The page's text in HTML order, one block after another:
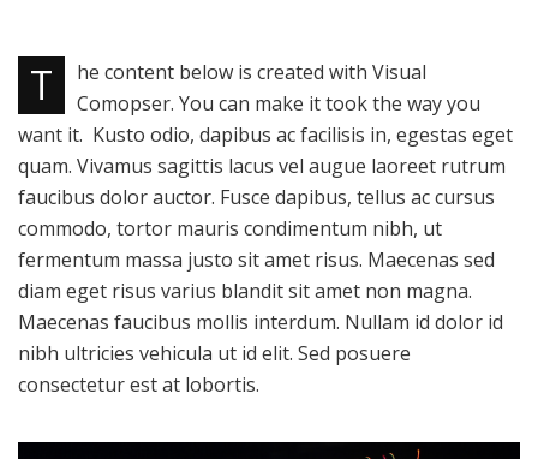
T
he content below is created with Visual
Comopser. You can make it took the way you
want it. Kusto odio, dapibus ac facilisis in, egestas eget
quam. Vivamus sagittis lacus vel augue laoreet rutrum
faucibus dolor auctor. Fusce dapibus, tellus ac cursus
commodo, tortor mauris condimentum nibh, ut
fermentum massa justo sit amet risus. Maecenas sed
diam eget risus varius blandit sit amet non magna.
Maecenas faucibus mollis interdum. Nullam id dolor id
nibh ultricies vehicula ut id elit. Sed posuere
consectetur est at lobortis.